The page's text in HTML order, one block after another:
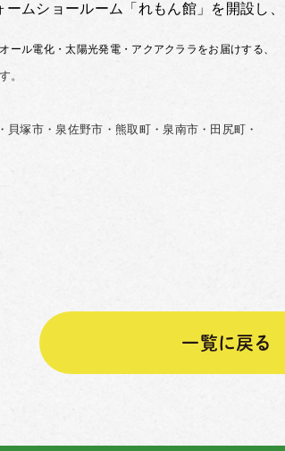
ムショールーム「れもん館」を開設し、
ル電化・太陽光発電・アクアクララをお届けする、
。
塚市・泉佐野市・熊取町・泉南市・田尻町・
一覧に戻る